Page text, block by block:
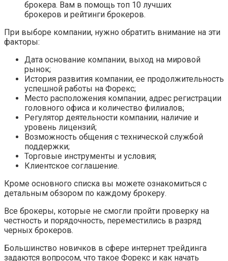
брокера. Вам в помощь топ 10 лучших
брокеров и рейтинги брокеров.
При выборе компании, нужно обратить внимание на эти
факторы:
Дата основание компании, выход на мировой
рынок;
История развития компании, ее продолжительность
успешной работы на Форекс;
Место расположения компании, адрес регистрации
головного офиса и количество филиалов;
Регулятор деятельности компании, наличие и
уровень лицензий;
Возможность общения с технической службой
поддержки;
Торговые инструменты и условия;
Клиентское соглашение.
Кроме основного списка вы можете ознакомиться с
детальным обзором по каждому брокеру.
Все брокеры, которые не смогли пройти проверку на
честность и порядочность, переместились в разряд
черных брокеров.
Большинство новичков в сфере интернет трейдинга
задаются вопросом, что такое Форекс и как начать